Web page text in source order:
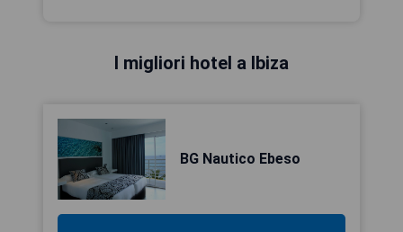
I migliori hotel a Ibiza
BG Nautico Ebeso